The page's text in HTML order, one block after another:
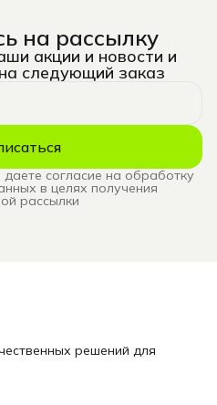
на рассылку
акции и новости и
следующий заказ
согласие на обработку
в целях получения
рассылки
решений для